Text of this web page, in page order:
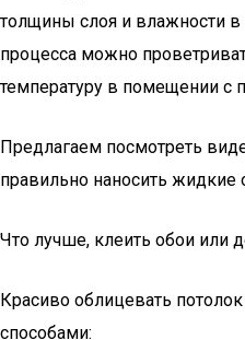
толщины слоя и влажности
процесса можно
температуру в помещении с
Предлагаем посмотреть
правильно наносить жидкие
Что лучше, клеить обои или
Красиво облицевать
способами: